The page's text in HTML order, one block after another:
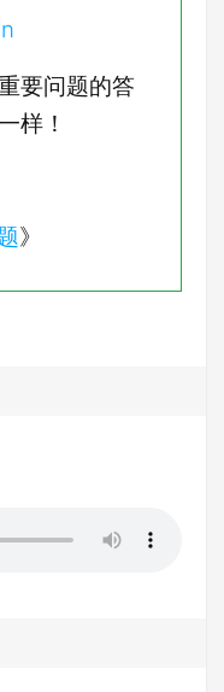
要问题的答
样！
》